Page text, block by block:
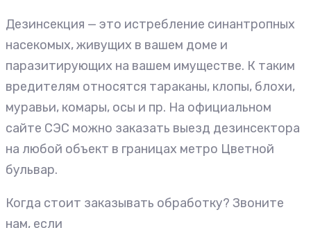
Дезинсекция — это истребление синантропных
насекомых, живущих в вашем доме и
паразитирующих на вашем имуществе. К таким
вредителям относятся тараканы, клопы, блохи,
муравьи, комары, осы и пр. На официальном
сайте СЭС можно заказать выезд дезинсектора
на любой объект в границах метро Цветной
бульвар.
Когда стоит заказывать обработку? Звоните
нам, если